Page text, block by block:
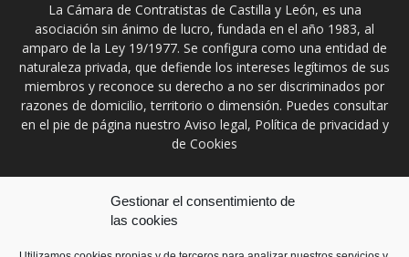
Gestionar el consentimiento de
las cookies
La Cámara de Contratistas de Castilla y León, es una
asociación sin ánimo de lucro, fundada en el año 1983, al
amparo de la Ley 19/1977. Se configura como una entidad de
naturaleza privada, que defiende los intereses legítimos de sus
miembros y reconoce su derecho a no ser discriminados por
razones de domicilio, territorio o dimensión. Puedes consultar
en el pie de página nuestro Aviso legal, Política de privacidad y
de Cookies
Contáctanos:prensa@ccontratistascyl.es
SÍGUENOS